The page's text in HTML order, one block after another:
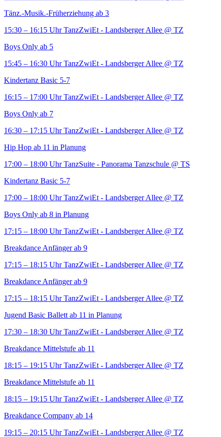
Tänz.-Musik.-Früherziehung ab 3
15:30 – 16:15 Uhr TanzZwiEt - Landsberger Allee @ TZ
Boys Only ab 5
15:45 – 16:30 Uhr TanzZwiEt - Landsberger Allee @ TZ
Kindertanz Basic 5-7
16:15 – 17:00 Uhr TanzZwiEt - Landsberger Allee @ TZ
Boys Only ab 7
16:30 – 17:15 Uhr TanzZwiEt - Landsberger Allee @ TZ
Hip Hop ab 11 in Planung
17:00 – 18:00 Uhr TanzSuite - Panorama Tanzschule @ TS
Kindertanz Basic 5-7
17:00 – 18:00 Uhr TanzZwiEt - Landsberger Allee @ TZ
Boys Only ab 8 in Planung
17:15 – 18:00 Uhr TanzZwiEt - Landsberger Allee @ TZ
Breakdance Anfänger ab 9
17:15 – 18:15 Uhr TanzZwiEt - Landsberger Allee @ TZ
Breakdance Anfänger ab 9
17:15 – 18:15 Uhr TanzZwiEt - Landsberger Allee @ TZ
Jugend Basic Ballett ab 11 in Planung
17:30 – 18:30 Uhr TanzZwiEt - Landsberger Allee @ TZ
Breakdance Mittelstufe ab 11
18:15 – 19:15 Uhr TanzZwiEt - Landsberger Allee @ TZ
Breakdance Mittelstufe ab 11
18:15 – 19:15 Uhr TanzZwiEt - Landsberger Allee @ TZ
Breakdance Company ab 14
19:15 – 20:15 Uhr TanzZwiEt - Landsberger Allee @ TZ